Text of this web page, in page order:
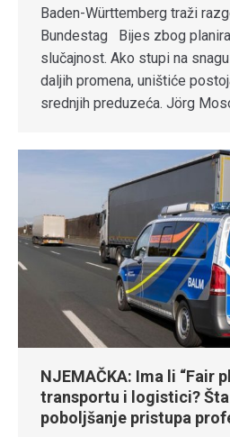
Baden-Württemberg traži
Bundestag Bijes zbog
slučajnost. Ako stupi na
daljih promena, uništiće
srednjih preduzeća. Jörg
NJEMAČKA: Ima li “Fair
transportu i logistici?
poboljšanje pristupa